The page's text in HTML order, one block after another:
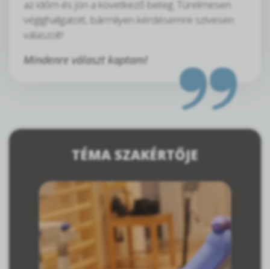
az időm és jön a következő beteg. Türelmesen
végighallgatott, bármilyen kérdésemre szívesen
válaszolt!
Mindenre választ kaptam!
TÉMA SZAKÉRTŐJE